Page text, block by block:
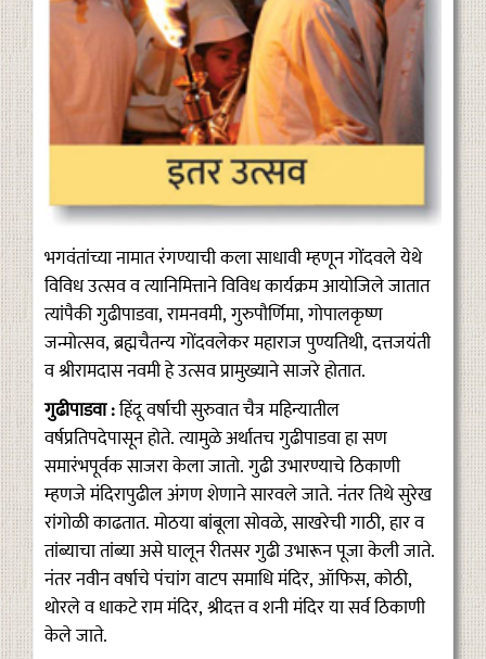
भगवंतांच्या नामात रंगण्याची कला साधावी म्हणून गोंदवले येथे
विविध उत्सव व त्यानिमित्ताने विविध कार्यक्रम आयोजिले जातात
त्यांपैकी गुढीपाडवा, रामनवमी, गुरुपौर्णिमा, गोपालकृष्ण
जन्मोत्सव, ब्रह्मचैतन्य गोंदवलेकर महाराज पुण्यतिथी, दत्तजयंती
व श्रीरामदास नवमी हे उत्सव प्रामुख्याने साजरे होतात.
गुढीपाडवा :हिंदू वर्षाची सुरुवात चैत्र महिन्यातील
वर्षप्रतिपदेपासून होते. त्यामुळे अर्थातच गुढीपाडवा हा सण
समारंभपूर्वक साजरा केला जातो. गुढी उभारण्याचे ठिकाणी
म्हणजे मंदिरापुढील अंगण शेणाने सारवले जाते. नंतर तिथे सुरेख
रांगोळी काढतात. मोठया बांबूला सोवळे, साखरेची गाठी, हार व
तांब्याचा तांब्या असे घालून रीतसर गुढी उभारून पूजा केली जाते.
नंतर नवीन वर्षाचे पंचांग वाटप समाधि मंदिर, ऑफिस, कोठी,
थोरले व धाकटे राम मंदिर, श्रीदत्त व शनी मंदिर या सर्व ठिकाणी
केले जाते.